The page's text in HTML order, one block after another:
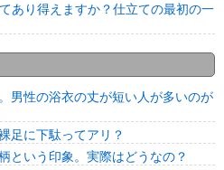
あり得えますか？仕立ての最初の一
男性の浴衣の丈が短い人が多いのが
足に下駄ってアリ？
という印象。実際はどうなの？